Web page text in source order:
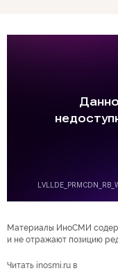
Материалы ИноСМИ
и не отражают позицию
Читать inosmi.ru в